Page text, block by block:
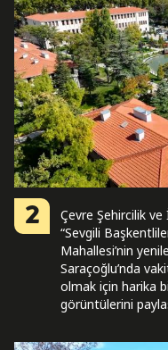
2
Çevre Şehircilik
“Sevgili
Mahallesi’nin
Saraçoğlu’nda
olmak için harika
görüntülerini